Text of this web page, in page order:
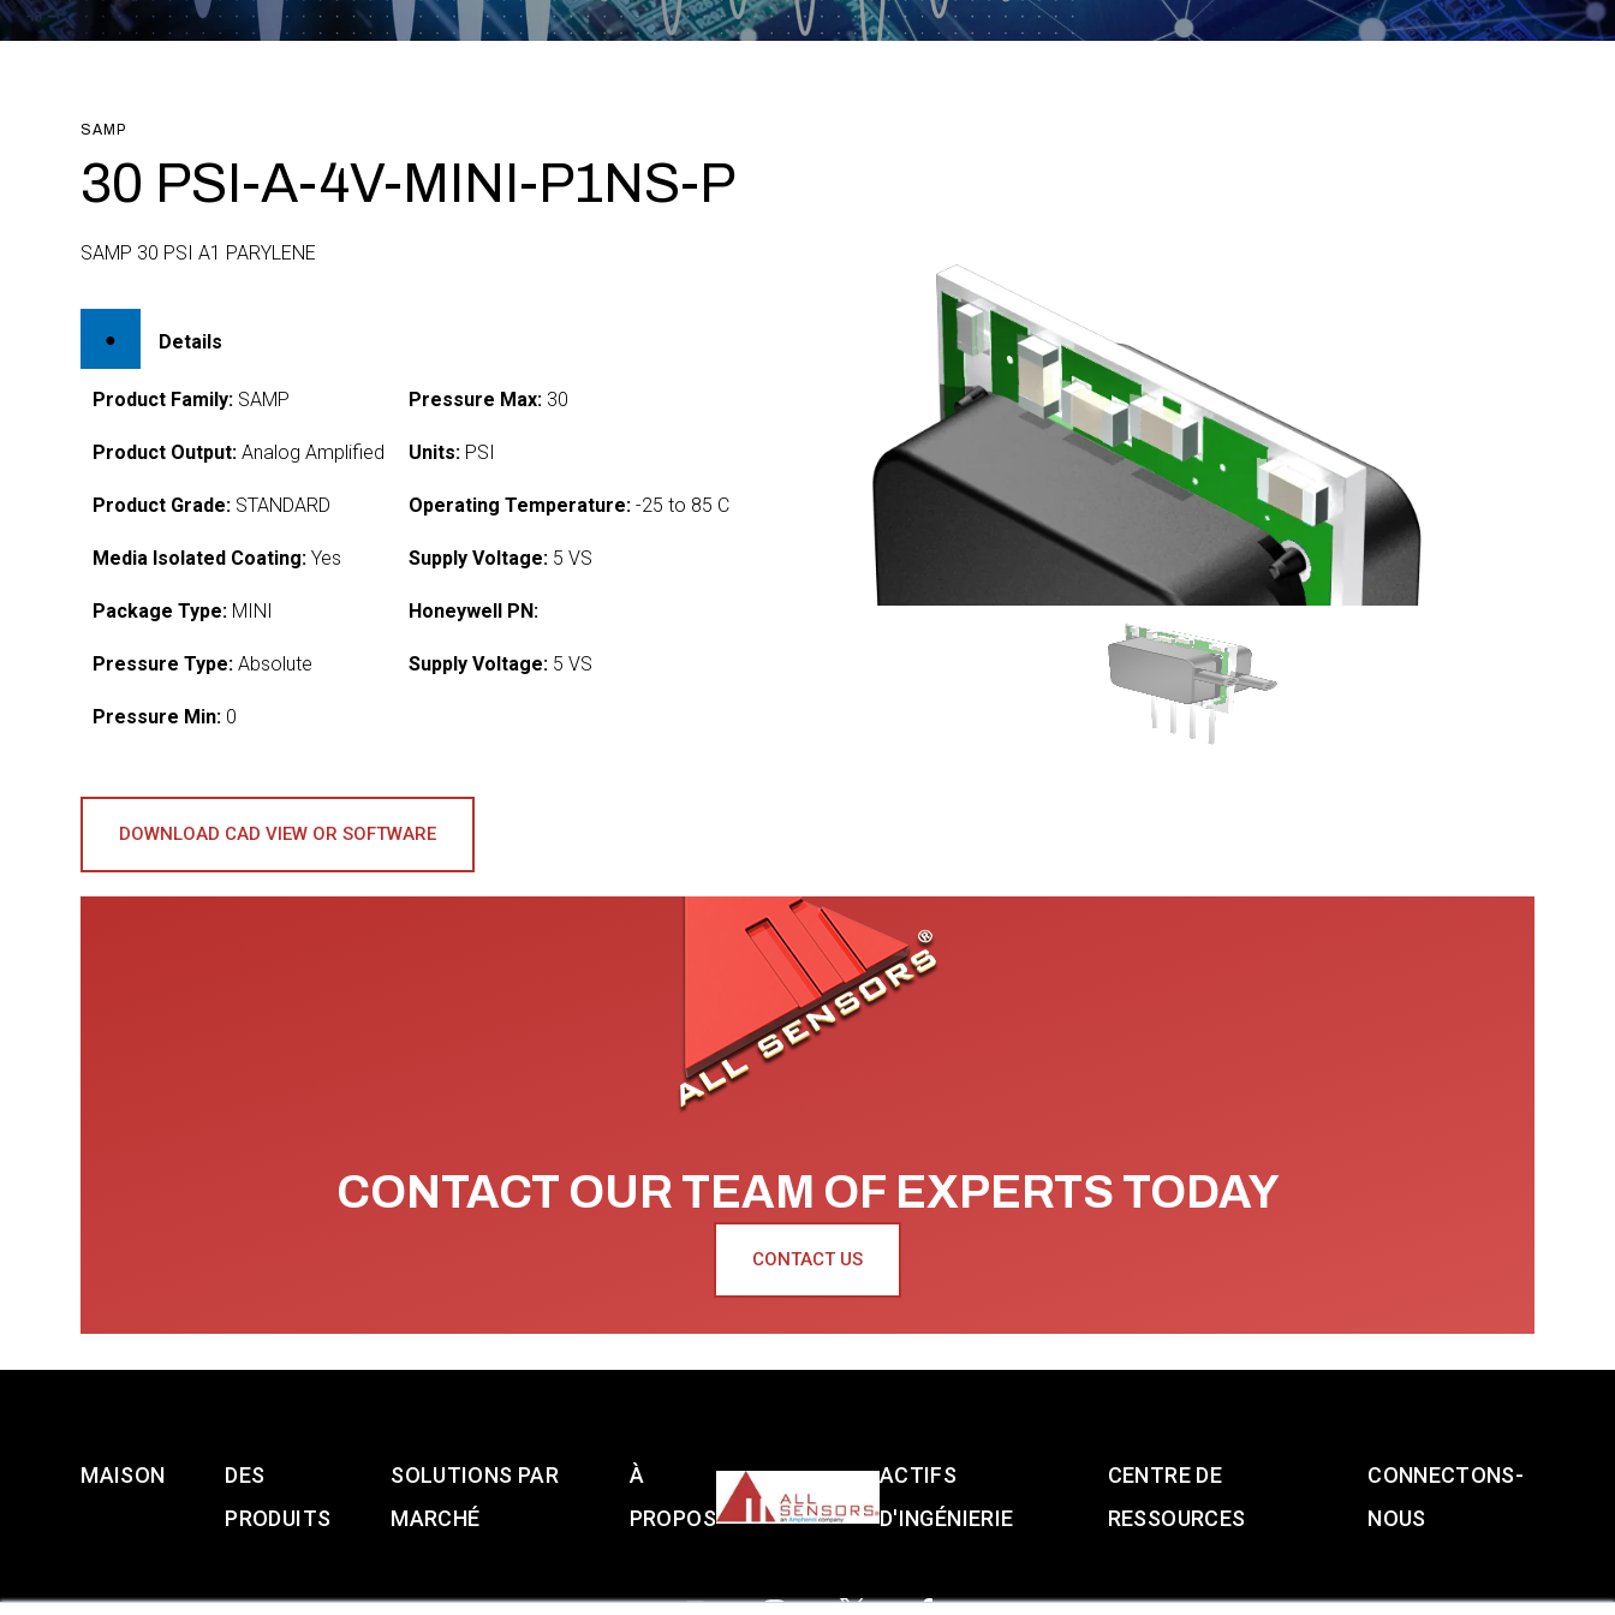
SAMP
30 PSI-A-4V-MINI-P1NS-P
SAMP 30 PSI A1 PARYLENE
Details
Product Family: SAMP
Product Output: Analog Amplified
Product Grade: STANDARD
Media Isolated Coating: Yes
Package Type: MINI
Pressure Type: Absolute
Pressure Min: 0
Pressure Max: 30
Units: PSI
Operating Temperature: -25 to 85 C
Supply Voltage: 5 VS
Honeywell PN:
Supply Voltage: 5 VS
DOWNLOAD CAD VIEW OR SOFTWARE
CONTACT OUR TEAM OF EXPERTS TODAY
CONTACT US
MAISON
DES
PRODUITS
SOLUTIONS PAR
MARCHÉ
À
PROPOS
ACTIFS
D'INGÉNIERIE
CENTRE DE
RESSOURCES
CONNECTONS-
NOUS